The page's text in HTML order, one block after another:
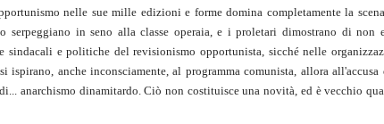
nelle sue mille edizioni e forme domina completamente la
in seno alla classe operaia, e i proletari dimostrano di non
sindacali e politiche del revisionismo opportunista, sicché nelle
ispirano, anche inconsciamente, al programma comunista, allora
anarchismo dinamitardo. Ciò non costituisce una novità, ed è vecchio